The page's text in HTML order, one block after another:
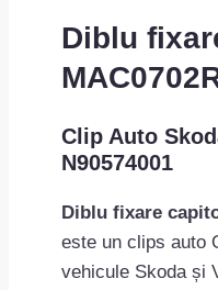
Diblu
Clip Auto
N90574001
Diblu fixare
este un clips auto
vehicule Skoda și